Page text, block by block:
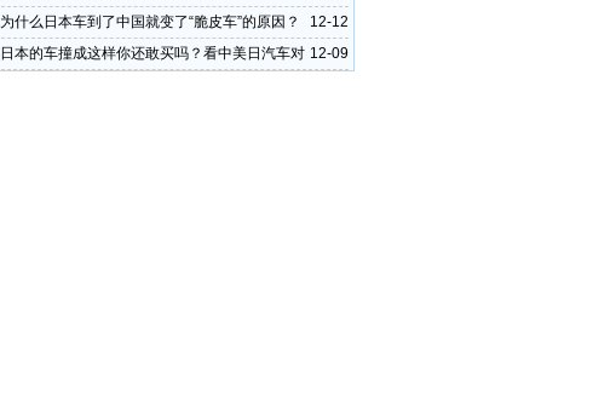
12-12
为什么日本车到了中国就变了“脆皮车”的原因？
12-09
日本的车撞成这样你还敢买吗？看中美日汽车对